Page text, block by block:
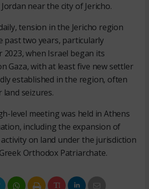
near the city of Jericho.
tension in the Jericho region
past two years, particularly
when Israel began its
Gaza, with at least five new settler
established in the region, often
seizures.
level meeting was held in Athens
including the expansion of
on land under the jurisdiction
Orthodox Patriarchate.